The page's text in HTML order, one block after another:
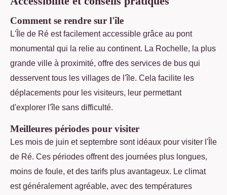
Comment se rendre sur l'île
L'Île de Ré est facilement accessible grâce au pont
monumental qui la relie au continent. La Rochelle, la plus
grande ville à proximité, offre des services de bus qui
desservent tous les villages de l'île. Cela facilite les
déplacements pour les visiteurs, leur permettant
d'explorer l'île sans difficulté.
Meilleures périodes pour visiter
Les mois de juin et septembre sont idéaux pour visiter l'Île
de Ré. Ces périodes offrent des journées plus longues,
moins de foule, et des tarifs plus avantageux. Le climat
est généralement agréable, avec des températures